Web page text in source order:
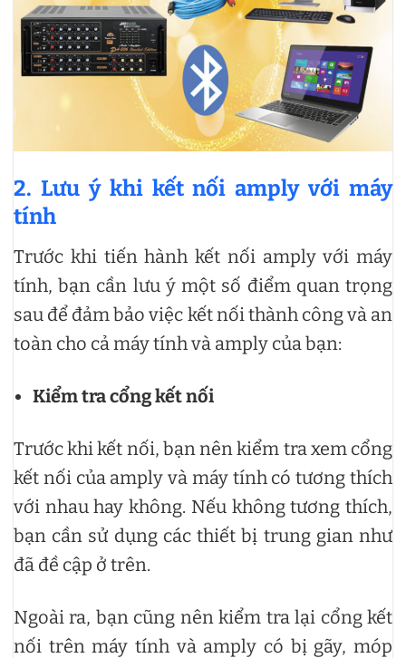
2. Lưu ý khi kết nối amply với máy
tính
Trước khi tiến hành kết nối amply với máy
tính, bạn cần lưu ý một số điểm quan trọng
sau để đảm bảo việc kết nối thành công và an
toàn cho cả máy tính và amply của bạn:
Kiểm tra cổng kết nối
Trước khi kết nối, bạn nên kiểm tra xem cổng
kết nối của amply và máy tính có tương thích
với nhau hay không. Nếu không tương thích,
bạn cần sử dụng các thiết bị trung gian như
đã đề cập ở trên.
Ngoài ra, bạn cũng nên kiểm tra lại cổng kết
nối trên máy tính và amply có bị gãy, móp